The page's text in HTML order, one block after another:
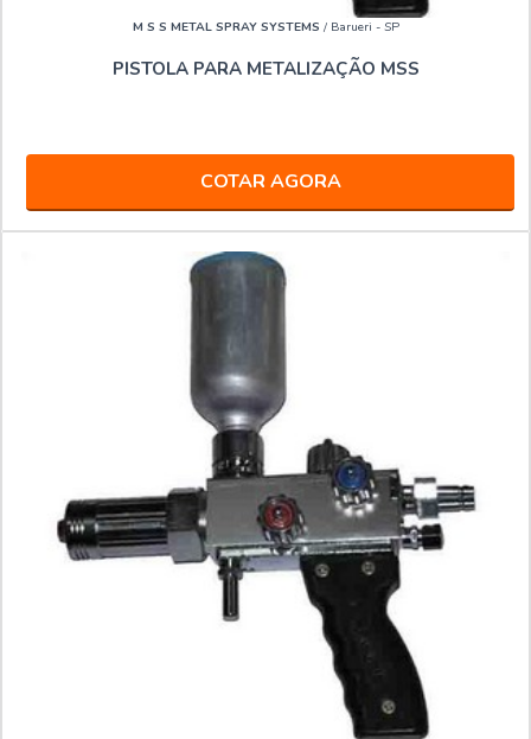
M S S METAL SPRAY SYSTEMS / Barueri - SP
PISTOLA PARA METALIZAÇÃO MSS
COTAR AGORA